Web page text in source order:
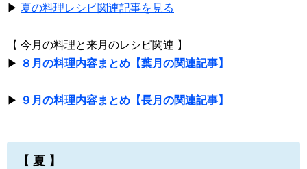
▶ 夏の料理レシピ関連記事を見る
【 今月の料理と来月のレシピ関連 】
▶ ８月の料理内容まとめ【葉月の関連記事】
▶ ９月の料理内容まとめ【長月の関連記事】
【 夏 】